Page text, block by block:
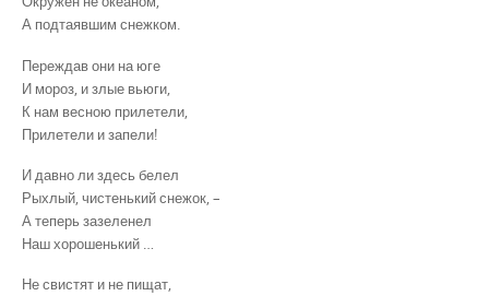
А подтаявшим снежком.
Переждав они на юге
И мороз, и злые вьюги,
К нам весною прилетели,
Прилетели и запели!
И давно ли здесь белел
Рыхлый, чистенький снежок, –
А теперь зазеленел
Наш хорошенький …
Не свистят и не пищат,